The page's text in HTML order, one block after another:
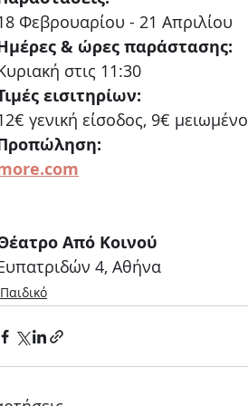
Φεβρουαρίου - 21 Απριλίου
& ώρες παράστασης:
στις 11:30
εισιτηρίων:
γενική είσοδος, 9€ μειωμένο
Από Κοινού
4, Αθήνα
Παιδικό